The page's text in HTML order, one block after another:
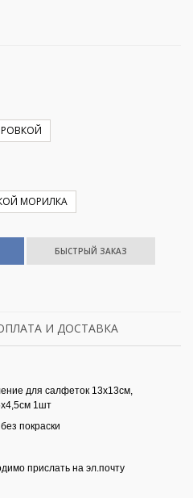
МОРИЛКА
И ДОСТАВКА
для салфеток 13х13см,
1шт
покраски
прислать на эл.почту